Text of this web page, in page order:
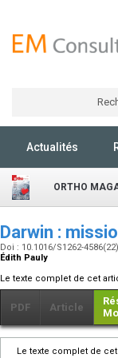
Actualités
ORTHO
Darwin :
Doi : 10.1016/S1262-
Édith Pauly
Le texte complet de cet
PDF Article
Le texte complet de